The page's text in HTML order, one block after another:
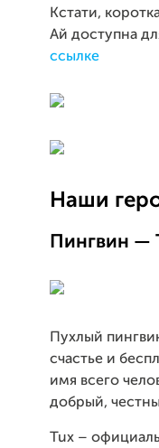
Кстати,
Ай доступна
ссылке
Наши
Пингвин —
Пухлый
счастье и
имя всего
добрый,
Tux –